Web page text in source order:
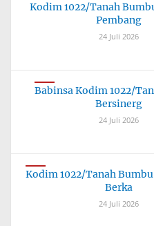
Kodim 1022/Tanah
Pembang
24 Juli 2026
Babinsa Kodim 1022/
Bersinerg
24 Juli 2026
Kodim 1022/Tanah
Berka
24 Juli 2026